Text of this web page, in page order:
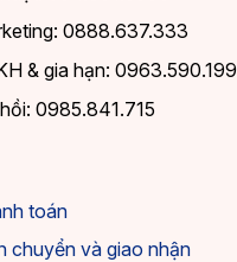
0888.637.333
& gia hạn: 0963.590.199
0985.841.715
toán
chuyển và giao nhận